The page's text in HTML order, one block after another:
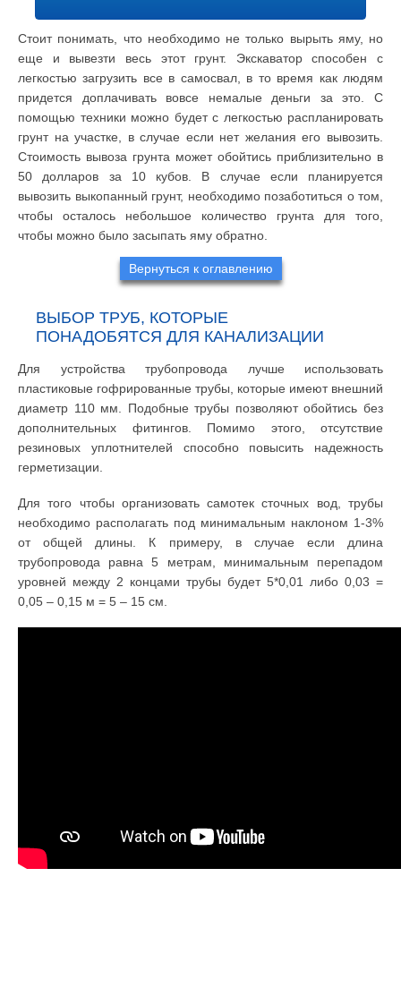
Стоит понимать, что необходимо не только вырыть яму, но
еще и вывезти весь этот грунт. Экскаватор способен с
легкостью загрузить все в самосвал, в то время как людям
придется доплачивать вовсе немалые деньги за это. С
помощью техники можно будет с легкостью распланировать
грунт на участке, в случае если нет желания его вывозить.
Стоимость вывоза грунта может обойтись приблизительно в
50 долларов за 10 кубов. В случае если планируется
вывозить выкопанный грунт, необходимо позаботиться о том,
чтобы осталось небольшое количество грунта для того,
чтобы можно было засыпать яму обратно.
Вернуться к оглавлению
ВЫБОР ТРУБ, КОТОРЫЕ
ПОНАДОБЯТСЯ ДЛЯ КАНАЛИЗАЦИИ
Для устройства трубопровода лучше использовать
пластиковые гофрированные трубы, которые имеют внешний
диаметр 110 мм. Подобные трубы позволяют обойтись без
дополнительных фитингов. Помимо этого, отсутствие
резиновых уплотнителей способно повысить надежность
герметизации.
Для того чтобы организовать самотек сточных вод, трубы
необходимо располагать под минимальным наклоном 1-3%
от общей длины. К примеру, в случае если длина
трубопровода равна 5 метрам, минимальным перепадом
уровней между 2 концами трубы будет 5*0,01 либо 0,03 =
0,05 – 0,15 м = 5 – 15 см.